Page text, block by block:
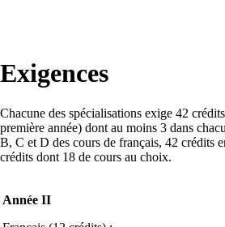
Exigences
Chacune des spécialisations exige 42
première année) dont au moins 3 dans
B, C et D des cours de français, 42 crédits
crédits dont 18 de cours au choix.
Année II